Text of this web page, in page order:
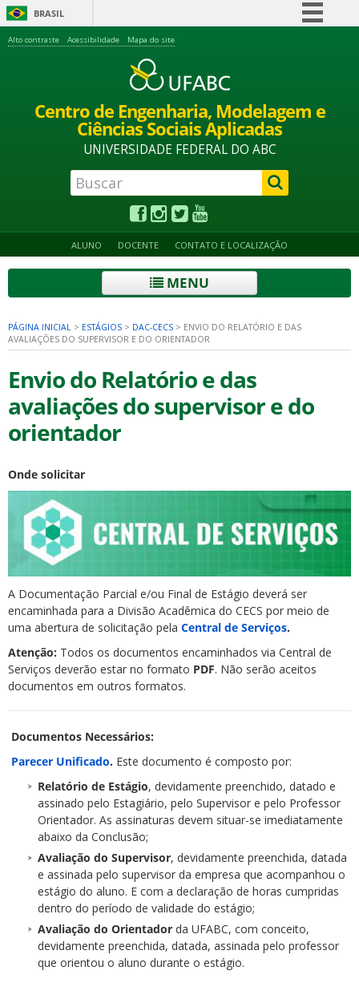
BRASIL
Acesso à informação
Legislação
Canais
Alto contraste Acessibilidade Mapa do site
Centro de Engenharia, Modelagem e
Ciências Sociais Aplicadas
UNIVERSIDADE FEDERAL DO ABC
ALUNO DOCENTE CONTATO E LOCALIZAÇÃO
MENU
PÁGINA INICIAL > ESTÁGIOS > DAC-CECS > ENVIO DO RELATÓRIO E DAS
AVALIAÇÕES DO SUPERVISOR E DO ORIENTADOR
Envio do Relatório e das
avaliações do supervisor e do
orientador
Onde solicitar
A Documentação Parcial e/ou Final de Estágio deverá ser
encaminhada para a Divisão Acadêmica do CECS por meio de
uma abertura de solicitação pela Central de Serviços.
Atenção: Todos os documentos encaminhados via Central de
Serviços deverão estar no formato PDF. Não serão aceitos
documentos em outros formatos.
Documentos Necessários:
Parecer Unificado. Este documento é composto por:
Relatório de Estágio, devidamente preenchido, datado e
assinado pelo Estagiário, pelo Supervisor e pelo Professor
Orientador. As assinaturas devem situar-se imediatamente
abaixo da Conclusão;
Avaliação do Supervisor, devidamente preenchida, datada
e assinada pelo supervisor da empresa que acompanhou o
estágio do aluno. E com a declaração de horas cumpridas
dentro do período de validade do estágio;
Avaliação do Orientador da UFABC, com conceito,
devidamente preenchida, datada, assinada pelo professor
que orientou o aluno durante o estágio.